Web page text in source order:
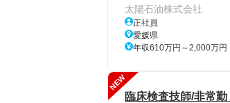
太陽石油株式会社
正社員
愛媛県
年収610万円～2,000万円
NEW
臨床検査技師/非常